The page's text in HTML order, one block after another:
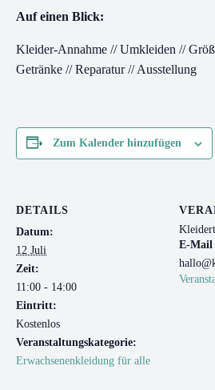
Auf einen Blick:
Kleider-Annahme // Umkleiden //
Getränke // Reparatur // Ausstellung
Zum Kalender hinzufügen
DETAILS
Datum:
12 Juli
Zeit:
11:00 - 14:00
Eintritt:
Kostenlos
Veranstaltungskategorie:
Erwachsenenkleidung für alle
E-Mail